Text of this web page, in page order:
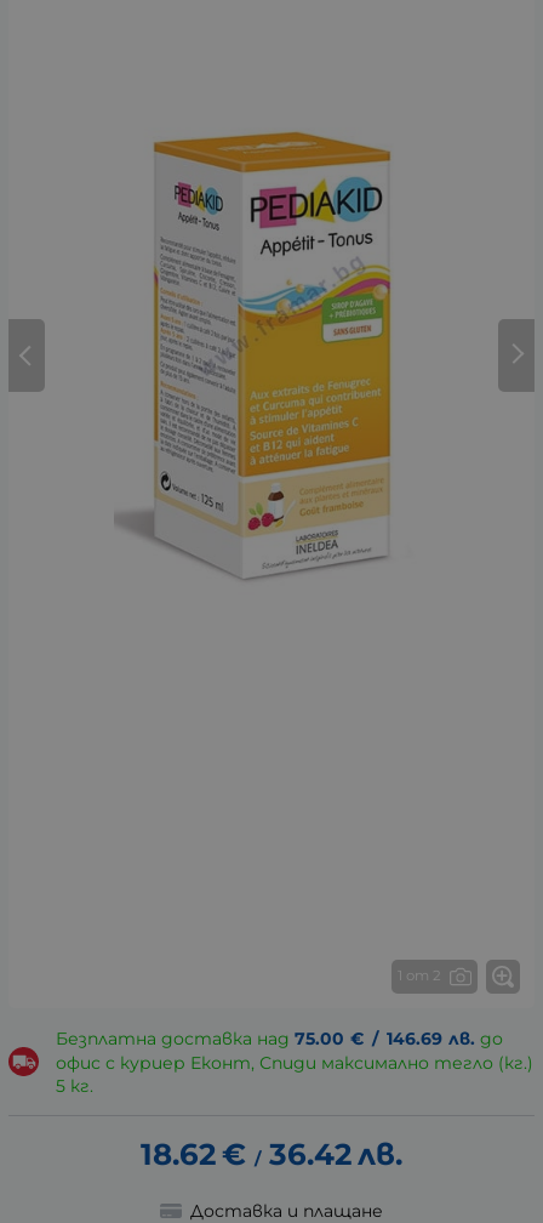
1 от 2
Безплатна доставка над 75.00 € / 146.69 лв. до
офис с куриер Еконт, Спиди максимално тегло (кг.)
5 кг.
18.62€ / 36.42лв.
Доставка и плащане